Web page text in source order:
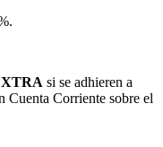
si se adhieren a
Cuenta Corriente sobre el